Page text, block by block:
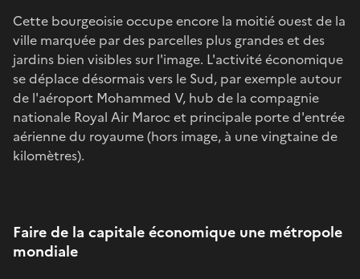
Cette bourgeoisie occupe encore la moitié ouest de la
ville marquée par des parcelles plus grandes et des
jardins bien visibles sur l'image. L'activité économique
se déplace désormais vers le Sud, par exemple autour
de l'aéroport Mohammed V, hub de la compagnie
nationale Royal Air Maroc et principale porte d'entrée
aérienne du royaume (hors image, à une vingtaine de
kilomètres).
Faire de la capitale économique une métropole
mondiale